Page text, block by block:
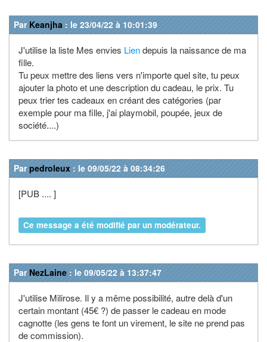
Par Keanjha : le 23/04/22 à 10:01:39
J'utilise la liste Mes envies Liendepuis la naissance de ma
fille.
Tu peux mettre des liens vers n'importe quel site, tu peux
ajouter la photo et une description du cadeau, le prix. Tu
peux trier tes cadeaux en créant des catégories (par
exemple pour ma fille, j'ai playmobil, poupée, jeux de
société....)
Parpedroleux : le 09/05/22 à 08:34:26
[PUB .... ]
Ce message a été modifié par un modérateur.
Par NezLaine : le 09/05/22 à 13:37:47
J'utilise Milirose. Il y a même possibilité, autre delà d'un
certain montant (45€ ?) de passer le cadeau en mode
cagnotte (les gens te font un virement, le site ne prend pas
de commission).